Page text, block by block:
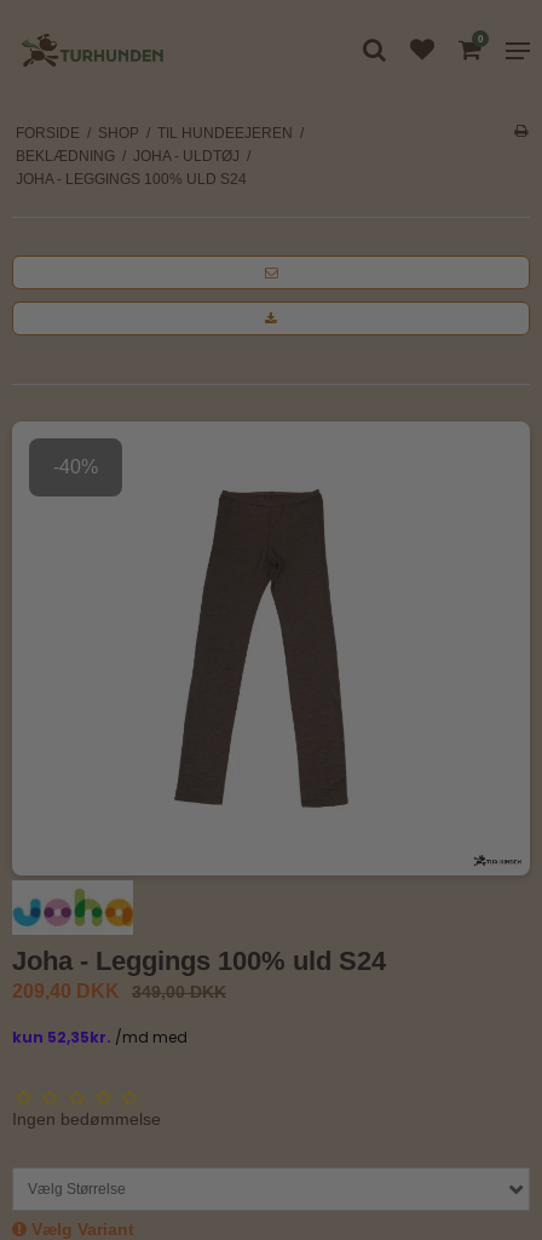
0
FORSIDE / SHOP / TIL HUNDEEJEREN /
BEKLÆDNING / JOHA - ULDTØJ /
JOHA - LEGGINGS 100% ULD S24
-40%
Joha - Leggings 100% uld S24
209,40 DKK 349,00 DKK
Ingen bedømmelse
Vælg Størrelse
Vælg Variant